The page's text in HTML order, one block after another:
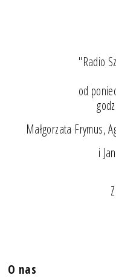
"Radio
od
Małgorzata Frymus,
i
O nas